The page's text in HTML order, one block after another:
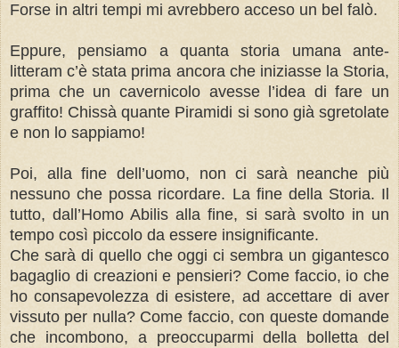
Forse in altri tempi mi avrebbero acceso un bel falò.
Eppure, pensiamo a quanta storia umana ante-
litteram c’è stata prima ancora che iniziasse la Storia,
prima che un cavernicolo avesse l’idea di fare un
graffito! Chissà quante Piramidi si sono già sgretolate
e non lo sappiamo!
Poi, alla fine dell’uomo, non ci sarà neanche più
nessuno che possa ricordare. La fine della Storia. Il
tutto, dall’Homo Abilis alla fine, si sarà svolto in un
tempo così piccolo da essere insignificante.
Che sarà di quello che oggi ci sembra un gigantesco
bagaglio di creazioni e pensieri? Come faccio, io che
ho consapevolezza di esistere, ad accettare di aver
vissuto per nulla? Come faccio, con queste domande
che incombono, a preoccuparmi della bolletta del